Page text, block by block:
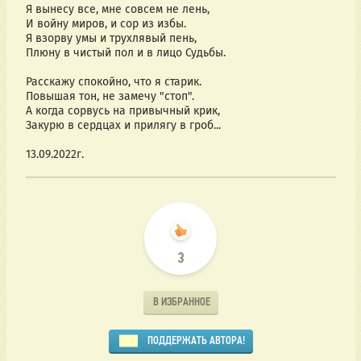
Я вынесу все, мне совсем не лень,
И войну миров, и сор из избы.
Я взорву умы и трухлявый пень,
Плюну в чистый пол и в лицо Судьбы.
Расскажу спокойно, что я старик.
Повышая тон, не замечу "стоп".
А когда сорвусь на привычный крик,
Закурю в сердцах и прилягу в гроб...
13.09.2022г.
3
В ИЗБРАННОЕ
ПОДДЕРЖАТЬ АВТОРА!